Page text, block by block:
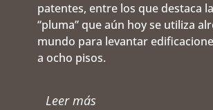
patentes, entre los que destaca
“pluma” que aún hoy se utiliza
mundo para levantar
a ocho pisos.
Leer más